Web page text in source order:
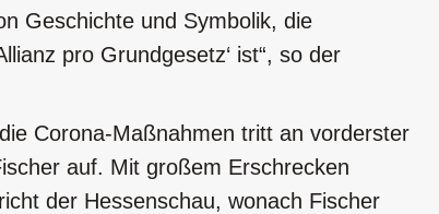
Geschichte und Symbolik, die
pro Grundgesetz‘ ist“, so der
Corona-Maßnahmen tritt an vorderster
auf. Mit großem Erschrecken
der Hessenschau, wonach Fischer